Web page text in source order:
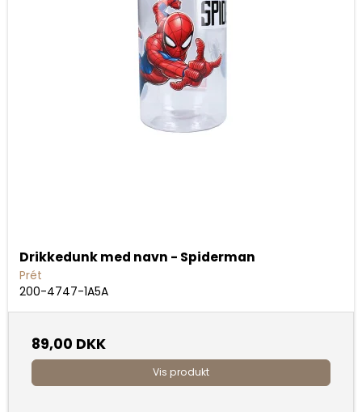
Drikkedunk med navn - Spiderman
Prét
200-4747-1A5A
89,00 DKK
Vis produkt